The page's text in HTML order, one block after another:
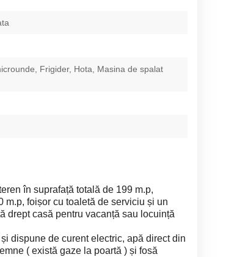
Frigider, Hota, Masina de spalat
în suprafață totală de 199 m.p,
m.p, foișor cu toaletă de serviciu și un
drept casă pentru vacanță sau locuință
dispune de curent electric, apă direct din
( există gaze la poartă ) și fosă